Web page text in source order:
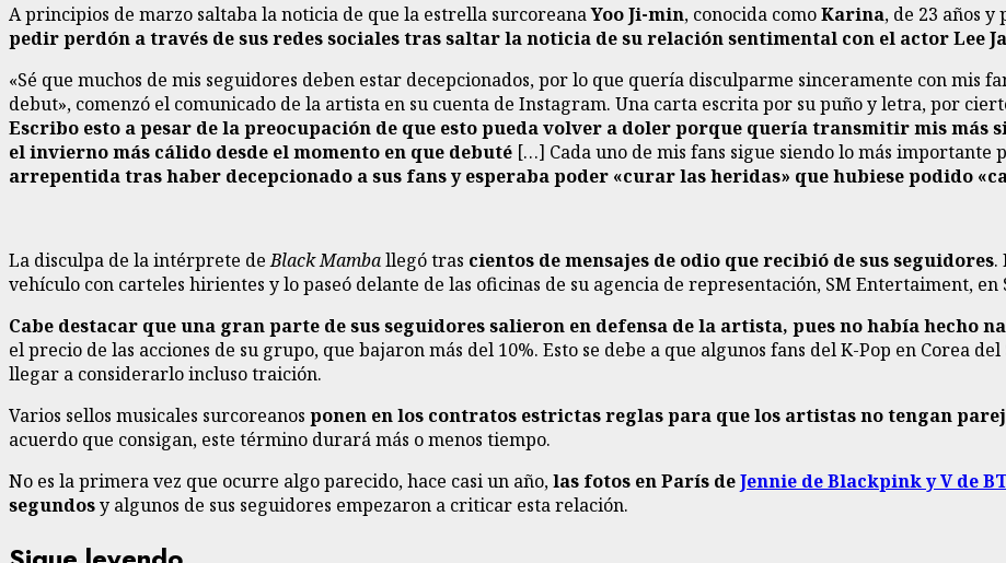
A principios de marzo saltaba la noticia de que la estrella surcoreanaYoo Ji-min, conocida comoKarina, de 23 años
pedir perdón a través de sus redes sociales tras saltar la noticia de su relación sentimental con el actor Lee
«Sé que muchos de mis seguidores deben estar decepcionados, por lo que quería disculparme sinceramente con mis
debut», comenzó el comunicado de la artista en su cuenta de Instagram. Una carta escrita por su puño y letra, por
Escribo esto a pesar de la preocupación de que esto pueda volver a doler porque quería transmitir mis más
el invierno más cálido desde el momento en que debuté […] Cada uno de mis fans sigue siendo lo más importante
arrepentida tras haber decepcionado a sus fans y esperaba poder «curar las heridas» que hubiese podido
La disculpa de la intérprete deBlack Mamballegó tras cientos de mensajes de odio que recibió de sus seguidores.
vehículo con carteles hirientes y lo paseó delante de las oficinas de su agencia de representación, SM Entertaiment,
Cabe destacar que una gran parte de sus seguidores salieron en defensa de la artista, pues no había hecho
el precio de las acciones de su grupo, que bajaron más del 10%. Esto se debe a que algunos fans del K-Pop en Corea
llegar a considerarlo incluso traición.
Varios sellos musicales surcoreanos ponen en los contratos estrictas reglas para que los artistas no tengan
acuerdo que consigan, este término durará más o menos tiempo.
No es la primera vez que ocurre algo parecido, hace casi un año,las fotos en París deJennie de Blackpink y V de
segundosy algunos de sus seguidores empezaron a criticar esta relación.